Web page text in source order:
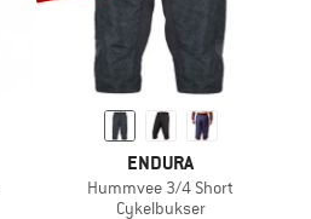
ENDURA
Hummvee 3/4 Short
Cykelbukser